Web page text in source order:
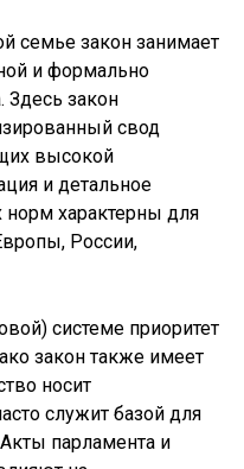
семье закон занимает
и формально
Здесь закон
свод
высокой
и детальное
характерны для
России,
системе приоритет
закон также имеет
носит
служит базой для
парламента и